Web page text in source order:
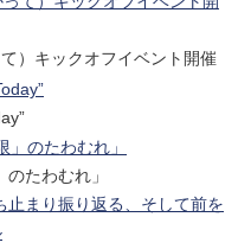
）キックオフイベント開催
たわむれ」